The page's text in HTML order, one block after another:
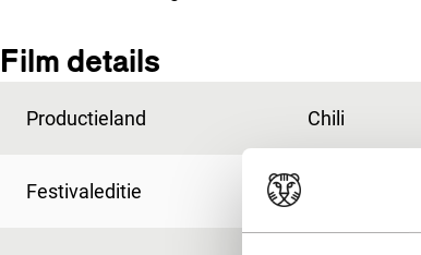
Film details
Productieland Chili
Festivaleditie